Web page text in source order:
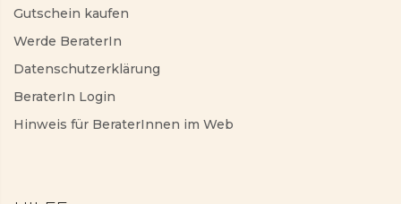
Gutschein kaufen
Werde BeraterIn
Datenschutzerklärung
BeraterIn Login
Hinweis für BeraterInnen im Web